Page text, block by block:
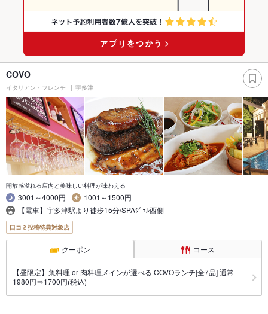
COVO
イタリアン・フレンチ 宇多津
開放感溢れる店内と美味しい料理が味わえる
3001～4000円
1001～1500円
【電車】宇多津駅より徒歩15分/SPAｼﾞｪﾙ西側
口コミ投稿特典対象店
クーポン コース
【昼限定】魚料理 or 肉料理メインが選べる COVOランチ[全7品] 通常
1980円⇒1700円(税込)